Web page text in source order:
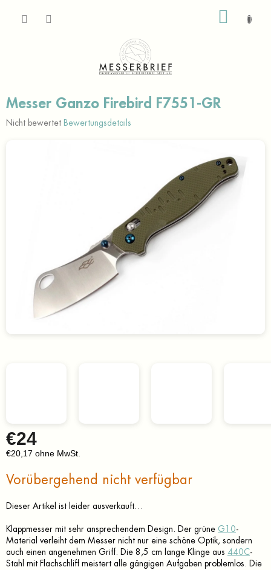
Messer Ganzo Firebird F7551-GR
Die
Nicht bewertet Bewertungsdetails
€24
€20,17 ohne MwSt.
Vorübergehend nicht verfügbar
Dieser Artikel ist leider ausverkauft…
Klappmesser mit sehr ansprechendem Design. Der grüne G10-
Material verleiht dem Messer nicht nur eine schöne Optik, sondern
auch einen angenehmen Griff. Die 8,5 cm lange Klinge aus 440C-
Stahl mit Flachschliff meistert alle gängigen Aufgaben problemlos. Die